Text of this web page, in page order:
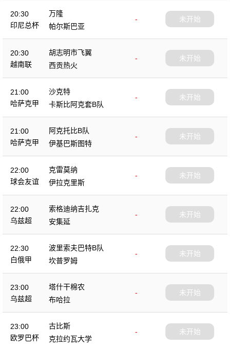
20:30
印尼总杯
万隆
-
帕尔斯巴亚
未开始
20:30
越南联
胡志明市飞翼
-
西贡热火
未开始
21:00
哈萨克甲
沙克特
-
卡斯比阿克套B队
未开始
21:00
哈萨克甲
阿克托比B队
-
伊基巴斯图特
未开始
22:00
球会友谊
克雷莫纳
-
伊拉克里斯
未开始
22:00
乌兹超
索格迪纳吉扎克
-
安集延
未开始
22:30
白俄甲
波里索夫巴特B队
-
坎普罗姆
未开始
23:00
乌兹超
塔什干棉农
-
布哈拉
未开始
23:00
欧罗巴杯
古比斯
-
克拉约瓦大学
未开始